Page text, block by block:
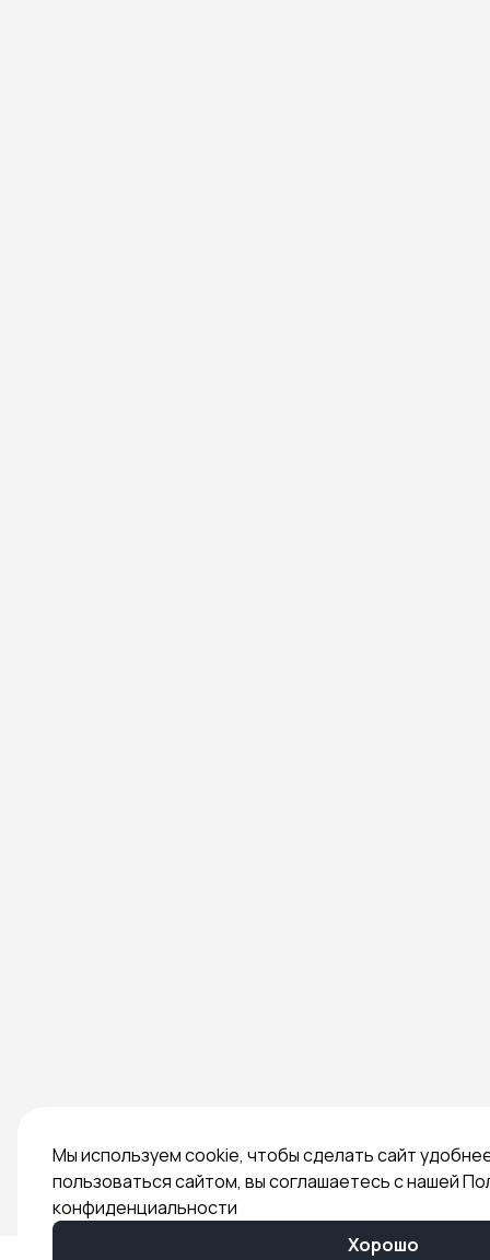
Мы используем cookie, чтобы сделать сайт
пользоваться сайтом, вы соглашаетесь с нашей
конфиденциальности
Хорошо